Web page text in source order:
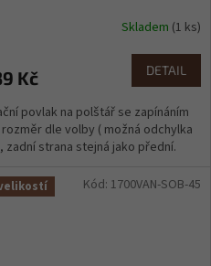
Skladem (1 ks)
Kč DETAIL
povlak na polštář se zapínáním
dle volby ( možná odchylka
zadní strana stejná jako přední.
Kód: 1700VAN-SOB-45